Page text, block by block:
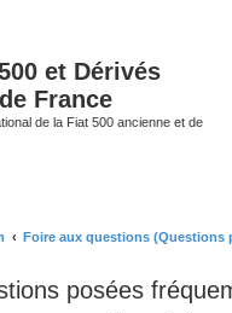
et Dérivés
France
de la Fiat 500 ancienne et de
Foire aux questions (Questions
posées